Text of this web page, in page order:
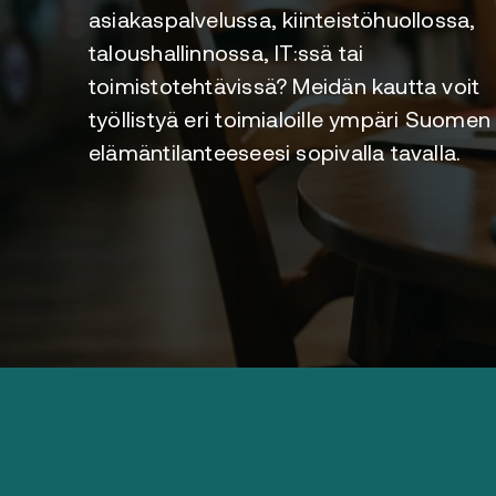
asiakaspalvelussa, kiinteistöhuollossa,
taloushallinnossa, IT:ssä tai
toimistotehtävissä? Meidän kautta voit
työllistyä eri toimialoille ympäri Suomen
elämäntilanteeseesi sopivalla tavalla.